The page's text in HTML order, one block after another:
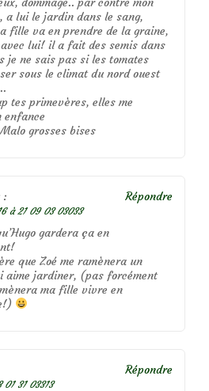
a lui le jardin dans le sang,
fille va en prendre de la graine,
lui! il a fait des semis dans
je ne sais pas si les tomates
sous le climat du nord ouest
tes primevères, elles me
enfance
grosses bises
:
à 21 09 03 03033
gardera ça en
que Zoé me ramènera un
aime jardiner, (pas forcément
ma fille vivre en
Répondre
01 31 03313
Répondre